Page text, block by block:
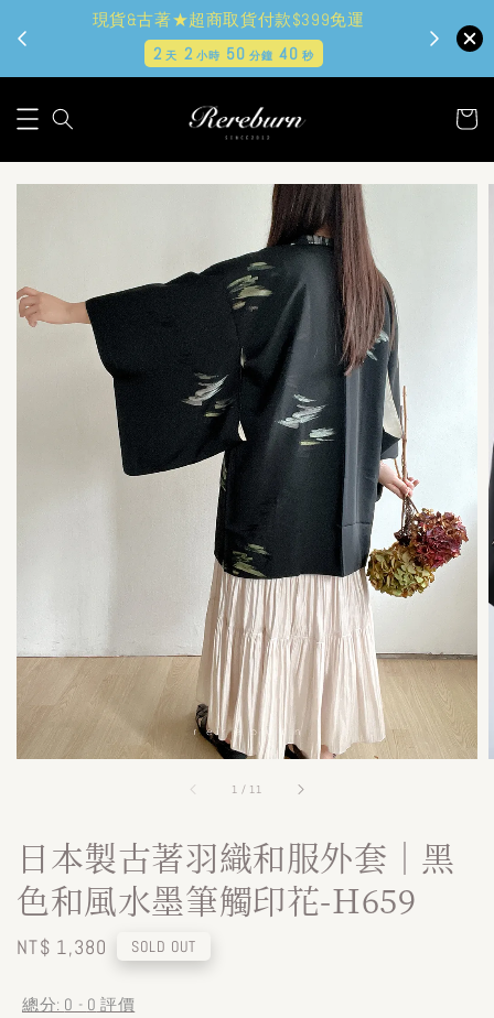
現貨&古著★超商取貨付款$399免運
2天 2小時 50分鐘 38秒
1 / 11
日本製古著羽織和服外套｜黑
色和風水墨筆觸印花-H659
Regular
NT$ 1,380 SOLD OUT
總分: 0 - 0 評價